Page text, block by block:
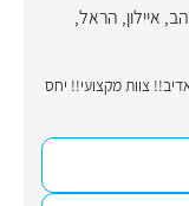
, איילון, הראל,
צוות מקצועי!! יחס